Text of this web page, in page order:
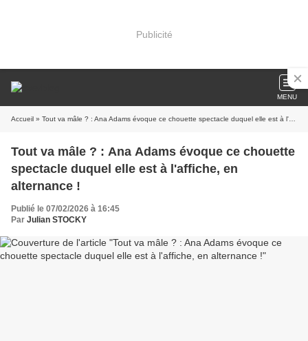
Publicité
MENU
Accueil » Tout va mâle ? : Ana Adams évoque ce chouette spectacle duquel elle est à l'affiche, en alternance !
Tout va mâle ? : Ana Adams évoque ce chouette
spectacle duquel elle est à l'affiche, en
alternance !
Publié le 07/02/2026 à 16:45
Par Julian STOCKY